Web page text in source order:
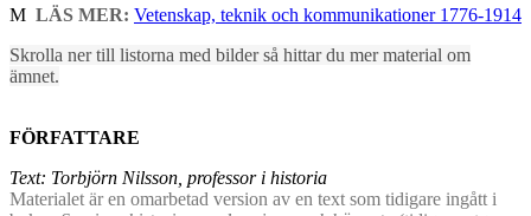
M LÄS MER: Vetenskap, teknik och kommunikationer 1776-1914
Skrolla ner till listorna med bilder så hittar du mer material om
ämnet.
FÖRFATTARE
Text: Torbjörn Nilsson, professor i historia
Materialet är en omarbetad version av en text som tidigare ingått i